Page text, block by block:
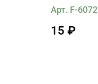
Арт. F-6072
15 ₽